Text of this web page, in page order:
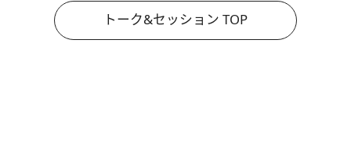
トーク&セッション TOP